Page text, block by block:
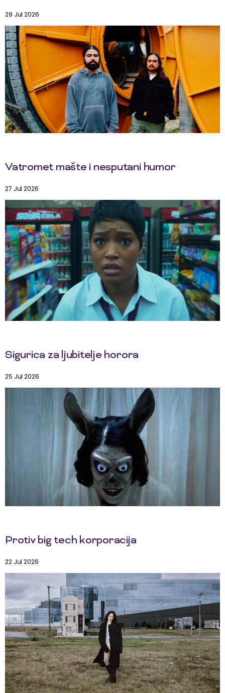
29 Jul 2026
Vatromet mašte i nesputani humor
27 Jul 2026
Sigurica za ljubitelje horora
25 Jul 2026
Protiv big tech korporacija
22 Jul 2026